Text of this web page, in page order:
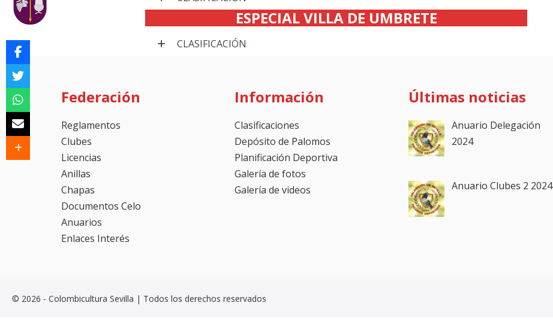
ESPECIAL VILLA DE UMBRETE
CLASIFICACIÓN
Federación
Reglamentos
Clubes
Licencias
Anillas
Chapas
Documentos Celo
Anuarios
Enlaces Interés
Información
Clasificaciones
Depósito de Palomos
Planificación Deportiva
Galería de fotos
Galería de videos
Últimas noticias
Anuario Delegación
2024
Anuario Clubes 2 2024
© 2026 - Colombicultura Sevilla | Todos los derechos reservados